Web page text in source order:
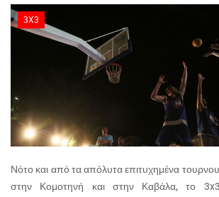
3X3
Νότο και από τα απόλυτα επιτυχημένα
στην Κομοτηνή και στην Καβάλα, το